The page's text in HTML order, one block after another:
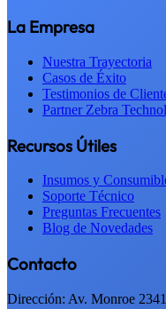
La Empresa
Nuestra Trayectoria
Casos de Éxito
Testimonios de
Partner Zebra
Recursos Útiles
Insumos y
Soporte Técnico
Preguntas Frecuentes
Blog de Novedades
Contacto
Dirección: Av. Monroe